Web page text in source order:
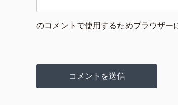
のコメントで使用するためブラウザー